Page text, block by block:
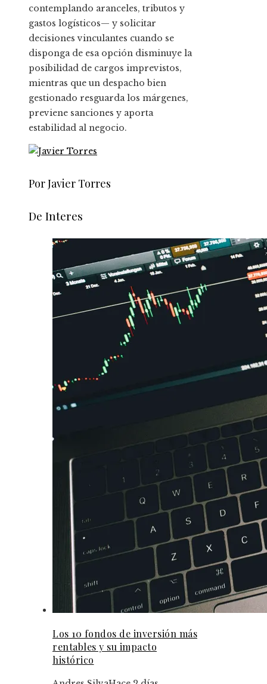
contemplando aranceles, tributos y
gastos logísticos— y solicitar
decisiones vinculantes cuando se
disponga de esa opción disminuye la
posibilidad de cargos imprevistos,
mientras que un despacho bien
gestionado resguarda los márgenes,
previene sanciones y aporta
estabilidad al negocio.
Por Javier Torres
De Interes
Los 10 fondos de inversión más
rentables y su impacto
histórico